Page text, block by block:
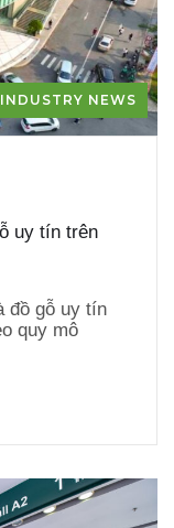
INDUSTRY NEWS
uy tín trên
đồ gỗ uy tín
quy mô